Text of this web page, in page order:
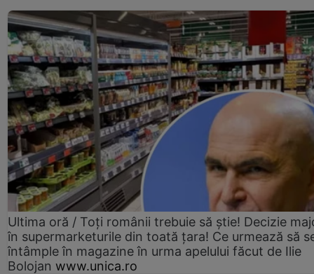
Ultima oră / Toți românii trebuie să știe! Decizie
în supermarketurile din toată țara! Ce urmează să
întâmple în magazine în urma apelului făcut de Ilie
Bolojan www.unica.ro